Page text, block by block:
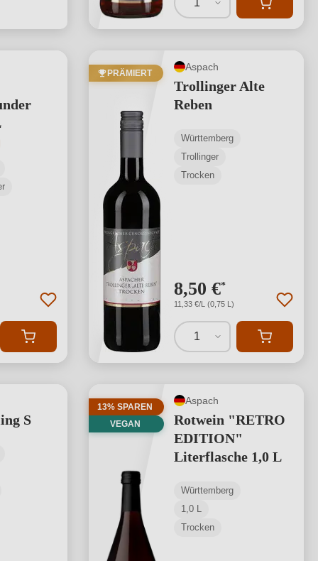
1
Bewertung von 5 von 5 Sternen
PRÄMIERT
Aspach
Trollinger Alte
Reben
Württemberg
Trollinger
Trocken
8,50 €*
11,33 €/L (0,75 L)
1
S
13% SPAREN
VEGAN
Aspach
Rotwein "RETRO
EDITION"
Literflasche 1,0 L
Württemberg
1,0 L
Trocken